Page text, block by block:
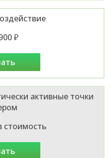
₽
активные точки
стоимость